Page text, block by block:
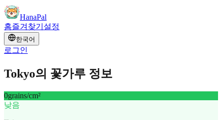
HanaPal
홈즐겨찾기 설정
한국어
로그인
Tokyo의 꽃가루 정보
0grains/cm²
낮음